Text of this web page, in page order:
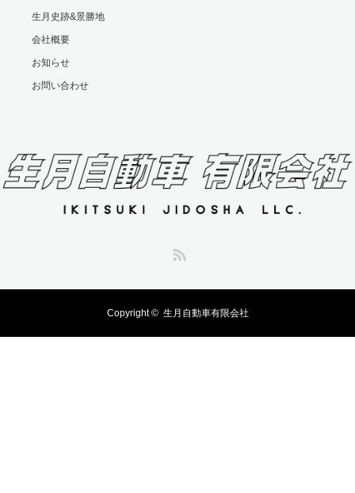
生月史跡&景勝地
会社概要
お知らせ
お問い合わせ
Copyright © 生月自動車有限会社